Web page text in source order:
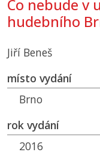
Co nebude v
hudebního
Jiří Beneš
místo vydání
Brno
rok vydání
2016